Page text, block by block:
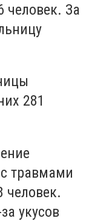
человек. За
281
травмами
человек.
укусов